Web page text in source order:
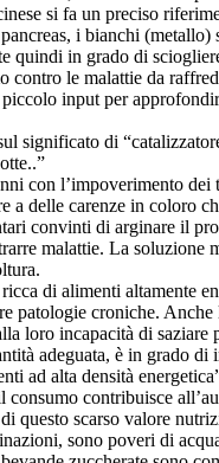
si fa un preciso
i bianchi
quindi in grado di
contro le malattie da
input per
significato di
con l’impoverimento
a delle carenze in coloro
convinti di arginare il
malattie. La soluzione
di alimenti altamente
patologie croniche.
loro incapacità di saziare
adeguata, è in grado
ad alta densità
consumo contribuisce
di questo scarso valore
sono poveri di